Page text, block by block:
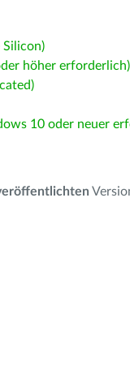
Silicon)
höher erforderlich)
10 oder neuer